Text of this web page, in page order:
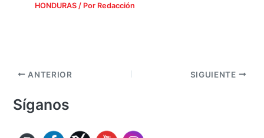
HONDURAS/ Por Redacción
ANTERIOR SIGUIENTE
Síganos